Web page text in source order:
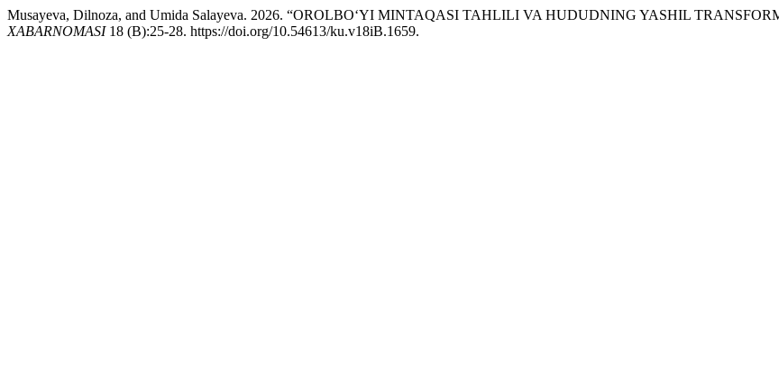
Musayeva, Dilnoza, and Umida Salayeva. 2026. “OROLBO‘YI MINTAQASI TAHLILI VA HUDUDNING YASHIL
XABARNOMASI18 (B):25-28. https://doi.org/10.54613/ku.v18iB.1659.